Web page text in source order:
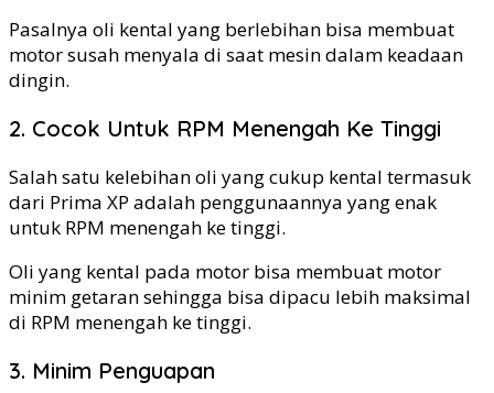
Pasalnya oli kental yang berlebihan bisa membuat
motor susah menyala di saat mesin dalam keadaan
dingin.
2. Cocok Untuk RPM Menengah Ke Tinggi
Salah satu kelebihan oli yang cukup kental termasuk
dari Prima XP adalah penggunaannya yang enak
untuk RPM menengah ke tinggi.
Oli yang kental pada motor bisa membuat motor
minim getaran sehingga bisa dipacu lebih maksimal
di RPM menengah ke tinggi.
3. Minim Penguapan